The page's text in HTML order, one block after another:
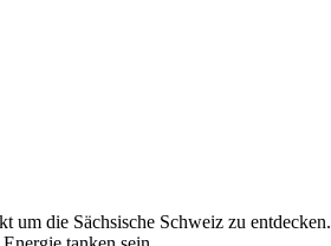
um die Sächsische Schweiz zu entdecken.